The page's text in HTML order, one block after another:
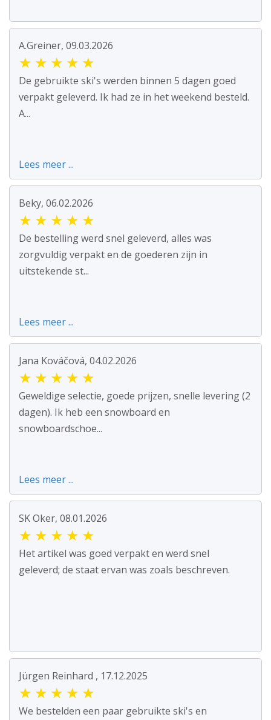
A.Greiner, 09.03.2026
★ ★ ★ ★ ★
De gebruikte ski's werden binnen 5 dagen goed
verpakt geleverd. Ik had ze in het weekend besteld.
A...
Lees meer ...
Beky, 06.02.2026
★ ★ ★ ★ ★
De bestelling werd snel geleverd, alles was
zorgvuldig verpakt en de goederen zijn in
uitstekende st...
Lees meer ...
Jana Kováčová, 04.02.2026
★ ★ ★ ★ ★
Geweldige selectie, goede prijzen, snelle levering (2
dagen). Ik heb een snowboard en
snowboardschoe...
Lees meer ...
SK Oker, 08.01.2026
★ ★ ★ ★ ★
Het artikel was goed verpakt en werd snel
geleverd; de staat ervan was zoals beschreven.
Jürgen Reinhard , 17.12.2025
★ ★ ★ ★ ★
We bestelden een paar gebruikte ski's en